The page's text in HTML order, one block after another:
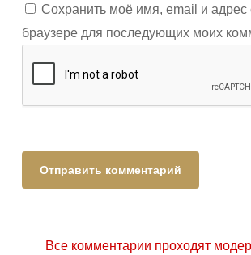
Сохранить моё имя, email и адрес
браузере для последующих моих
Все комментарии проходят